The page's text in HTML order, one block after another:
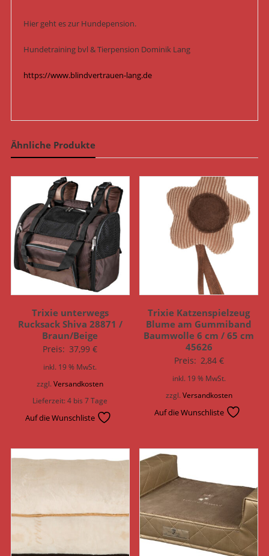
Hier geht es zur Hundepension.
Hundetraining bvl & Tierpension Dominik Lang
https://www.blindvertrauen-lang.de
Ähnliche Produkte
Trixie unterwegs
Rucksack Shiva 28871 /
Braun/Beige
Preis: 37,99€
inkl. 19 % MwSt.
zzgl.Versandkosten
Lieferzeit:4 bis 7 Tage
Auf die Wunschliste
Trixie Katzenspielzeug
Blume am Gummiband
Baumwolle 6 cm / 65 cm
45626
Preis: 2,84 €
inkl. 19 % MwSt.
zzgl. Versandkosten
Auf die Wunschliste